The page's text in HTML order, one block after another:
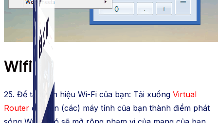
Wifi
25. Để tăng tín hiệu Wi-Fi của bạn: Tải xuống Virtual
Router để biến (các) máy tính của bạn thành điểm phát